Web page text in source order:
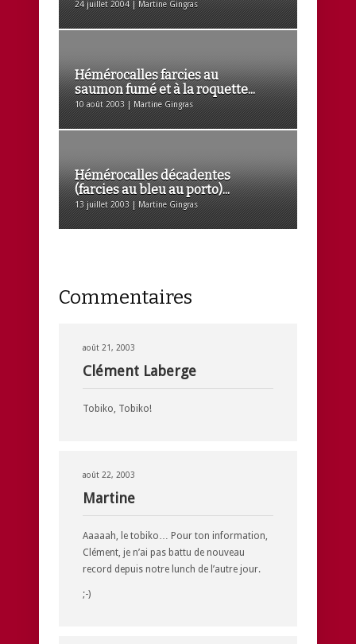
24 juillet 2004 | Martine Gingras
Hémérocalles farcies au
saumon fumé et à la roquette...
10 août 2003 | Martine Gingras
Hémérocalles décadentes
(farcies au bleu au porto)...
13 juillet 2003 | Martine Gingras
Commentaires
août 21, 2003
Clément Laberge
Tobiko, Tobiko!
août 22, 2003
Martine
Aaaaah, le tobiko… Pour ton information,
Clément, je n’ai pas battu de nouveau
record depuis notre lunch de l’autre jour.
;-)